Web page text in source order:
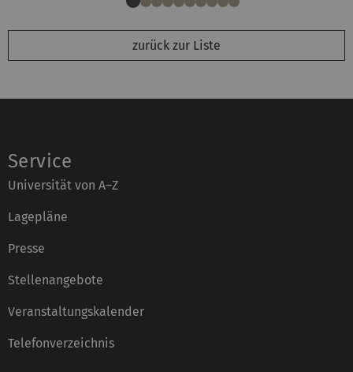
zurück zur Liste
Service
Universität von A–Z
Lagepläne
Presse
Stellenangebote
Veranstaltungskalender
Telefonverzeichnis